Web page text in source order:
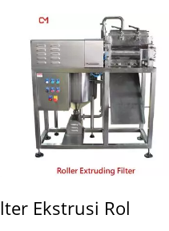
Ekstrusi Rol